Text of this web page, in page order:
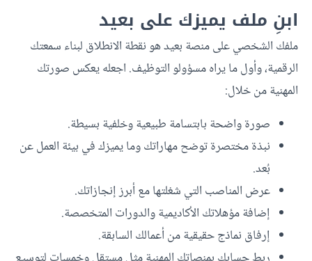
ابنِ ملف يميزك على بعيد
ملفك الشخصي على منصة بعيد هو نقطة الانطلاق لبناء سمعتك
الرقمية، وأول ما يراه مسؤولو التوظيف. اجعله يعكس صورتك
المهنية من خلال:
صورة واضحة بابتسامة طبيعية وخلفية بسيطة.
نبذة مختصرة توضح مهاراتك وما يميزك في بيئة العمل عن
بُعد.
عرض المناصب التي شغلتها مع أبرز إنجازاتك.
إضافة مؤهلاتك الأكاديمية والدورات المتخصصة.
إرفاق نماذج حقيقية من أعمالك السابقة.